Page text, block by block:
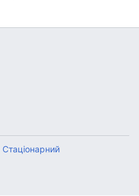
Стаціонарний